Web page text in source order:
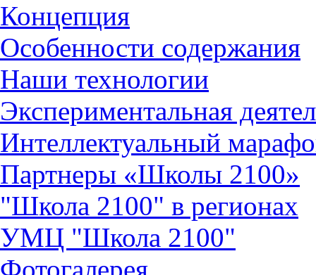
Концепция
Особенности содержания
Наши технологии
Экспериментальная
Интеллектуальный
Партнеры «Школы 2100»
"Школа 2100" в регионах
УМЦ "Школа 2100"